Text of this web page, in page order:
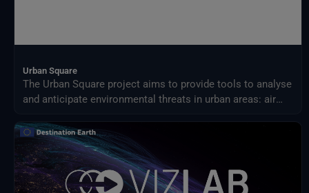
Urban Square
The Urban Square project aims to provide tools to analyse
and anticipate environmental threats in urban areas: air
infrastructure damages and impact on resources.